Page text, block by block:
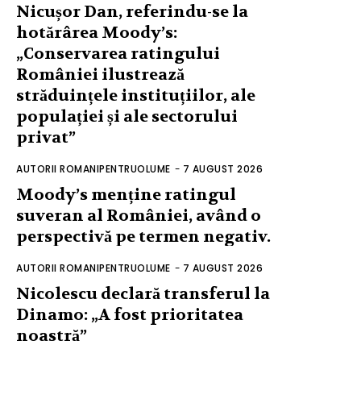
Nicușor Dan, referindu-se la
hotărârea Moody’s:
„Conservarea ratingului
României ilustrează
străduințele instituțiilor, ale
populației și ale sectorului
privat”
AUTORII ROMANIPENTRUOLUME - 7 AUGUST 2026
Moody’s menține ratingul
suveran al României, având o
perspectivă pe termen negativ.
AUTORII ROMANIPENTRUOLUME - 7 AUGUST 2026
Nicolescu declară transferul la
Dinamo: „A fost prioritatea
noastră”